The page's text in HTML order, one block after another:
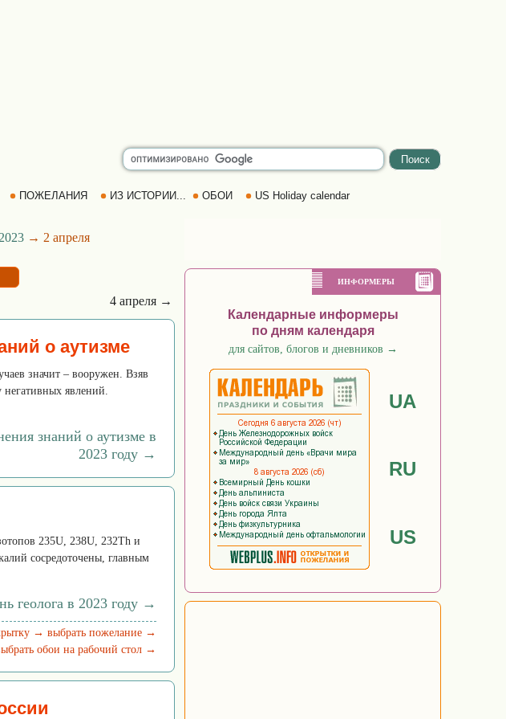
ПОЖЕЛАНИЯ ИЗ ИСТОРИИ... ОБОИ US Holiday calendar
→ 2 апреля
4 апреля →
о аутизме
значит – вооружен. Взяв
явлений.
знаний о аутизме в
2023 году →
235U, 238U, 232Th и
сосредоточены, главным
геолога в 2023 году →
→ выбрать пожелание →
обои на рабочий стол →
ИНФОРМЕРЫ
Календарные информеры
по дням календаря
для сайтов, блогов и дневников →
UA
RU
US